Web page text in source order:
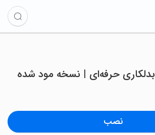
بدلکاری حرفه‌ای | نسخه مود شده
نصب